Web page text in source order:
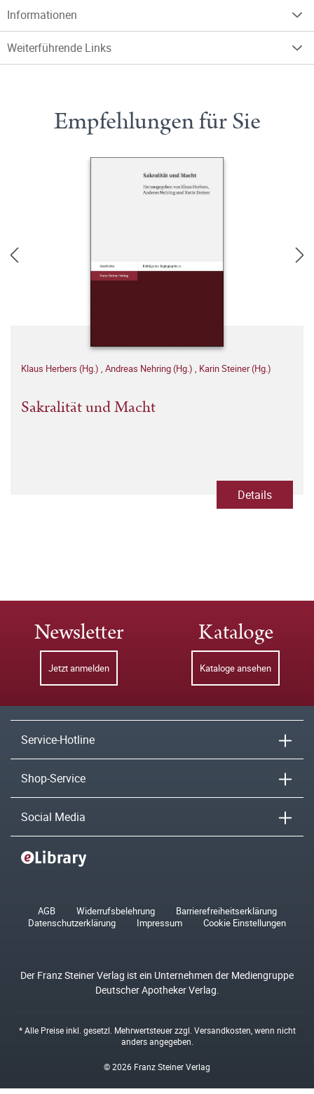
Informationen
Weiterführende Links
Empfehlungen für Sie
Klaus Herbers (Hg.) , Andreas Nehring (Hg.) , Karin Steiner (Hg.)
Sakralität und Macht
Details
Newsletter
Jetzt anmelden
Kataloge
Kataloge ansehen
Service-Hotline
Shop-Service
Social Media
AGB Widerrufsbelehrung
Barrierefreiheitserklärung
Datenschutzerklärung
Impressum Cookie Einstellungen
Der Franz Steiner Verlag ist ein Unternehmen der Mediengruppe
Deutscher Apotheker Verlag.
* Alle Preise inkl. gesetzl. Mehrwertsteuer zzgl. Versandkosten , wenn nicht
anders angegeben.
© 2026 Franz Steiner Verlag